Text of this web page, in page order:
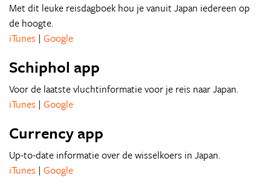
Met dit leuke reisdagboek hou je vanuit Japan iedereen op
de hoogte.
iTunes | Google
Schiphol app
Voor de laatste vluchtinformatie voor je reis naar Japan.
iTunes | Google
Currency app
Up-to-date informatie over de wisselkoers in Japan.
iTunes | Google